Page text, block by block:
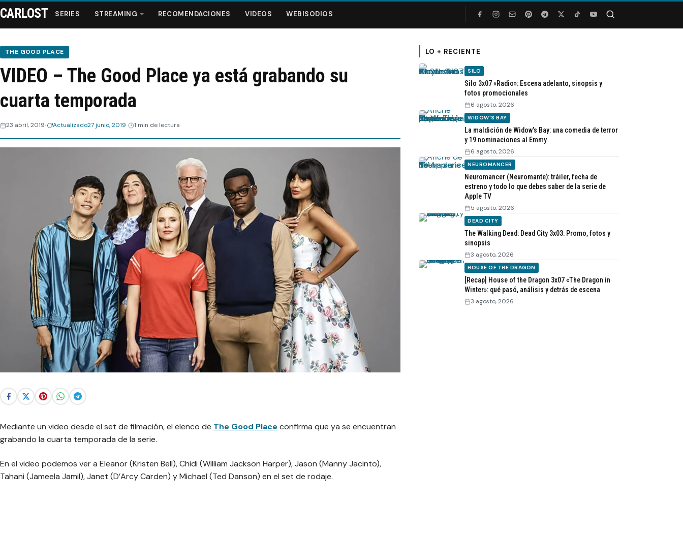
Series
Streaming
CARLOST SERIES STREAMING RECOMENDACIONES VIDEOS WEBISODIOS
THE GOOD PLACE
VIDEO – The Good Place ya está grabando su
cuarta temporada
23 abril, 2019 Actualizado27 junio, 2019 1 min de lectura
Mediante un video desde el set de filmación, el elenco de The Good Place confirma que ya se encuentran
grabando la cuarta temporada de la serie.
En el video podemos ver a Eleanor (Kristen Bell), Chidi (William Jackson Harper), Jason (Manny Jacinto),
Tahani (Jameela Jamil), Janet (D’Arcy Carden) y Michael (Ted Danson) en el set de rodaje.
LO + RECIENTE
SILO
Silo 3x07 «Radio»: Escena adelanto, sinopsis y
fotos promocionales
6 agosto, 2026
WIDOW'S BAY
La maldición de Widow’s Bay: una comedia de terror
y 19 nominaciones al Emmy
6 agosto, 2026
NEUROMANCER
Neuromancer (Neuromante): tráiler, fecha de
estreno y todo lo que debes saber de la serie de
Apple TV
5 agosto, 2026
DEAD CITY
The Walking Dead: Dead City 3x03: Promo, fotos y
sinopsis
3 agosto, 2026
HOUSE OF THE DRAGON
[Recap] House of the Dragon 3x07 «The Dragon in
Winter»: qué pasó, análisis y detrás de escena
3 agosto, 2026